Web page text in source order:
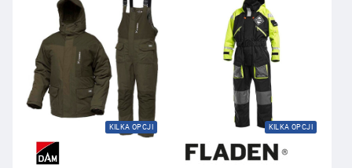
KILKA OPCJI KILKA OPCJI